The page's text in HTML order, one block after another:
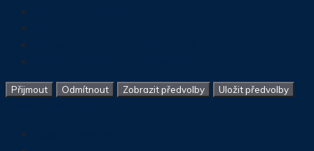
Přijmout Odmítnout Zobrazit předvolby Uložit předvolby